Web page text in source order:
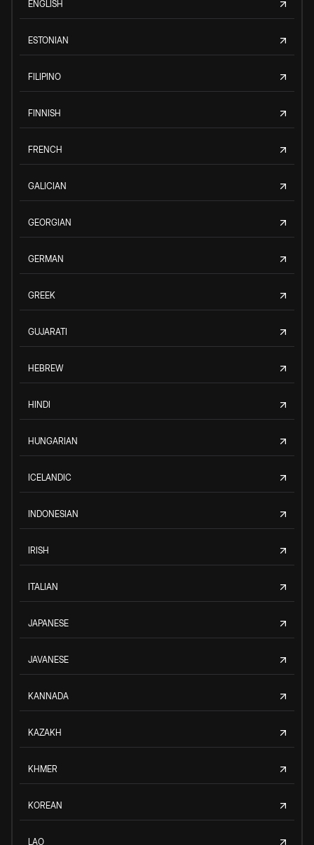
ENGLISH
ESTONIAN
FILIPINO
FINNISH
FRENCH
GALICIAN
GEORGIAN
GERMAN
GREEK
GUJARATI
HEBREW
HINDI
HUNGARIAN
ICELANDIC
INDONESIAN
IRISH
ITALIAN
JAPANESE
JAVANESE
KANNADA
KAZAKH
KHMER
KOREAN
LAO